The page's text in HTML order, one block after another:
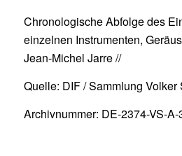
Chronologische Abfolge des
einzelnen Instrumenten,
Jean-Michel Jarre //
Quelle: DIF / Sammlung Volker
Archivnummer: DE-2374-VS-